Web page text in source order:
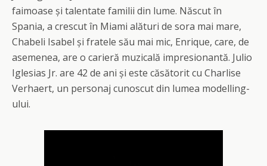
faimoase și talentate familii din lume. Născut în
Spania, a crescut în Miami alături de sora mai mare,
Chabeli Isabel și fratele său mai mic, Enrique, care, de
asemenea, are o carieră muzicală impresionantă. Julio
Iglesias Jr. are 42 de ani și este căsătorit cu Charlise
Verhaert, un personaj cunoscut din lumea modelling-
ului.